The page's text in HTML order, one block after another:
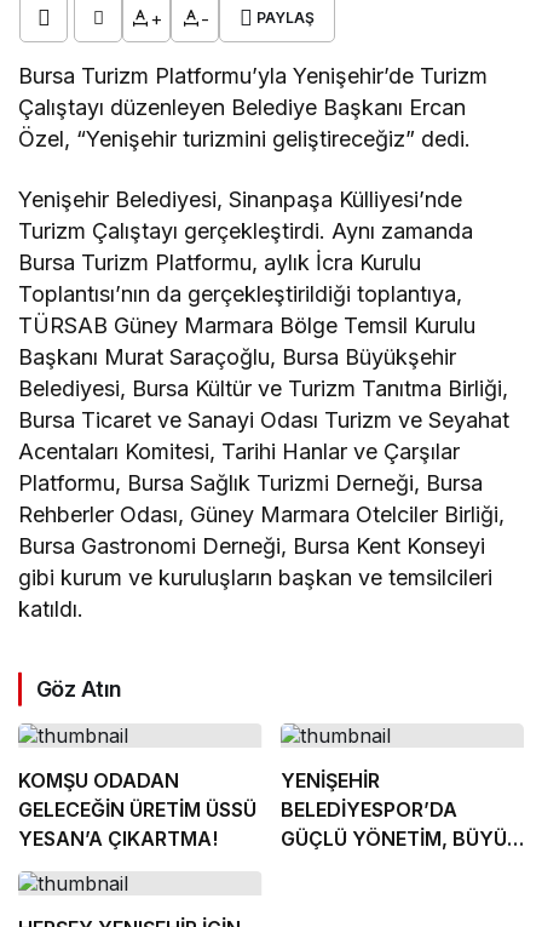
+ - PAYLAŞ
Bursa Turizm Platformu’yla Yenişehir’de Turizm
Çalıştayı düzenleyen Belediye Başkanı Ercan
Özel, “Yenişehir turizmini geliştireceğiz” dedi.
Yenişehir Belediyesi, Sinanpaşa Külliyesi’nde
Turizm Çalıştayı gerçekleştirdi. Aynı zamanda
Bursa Turizm Platformu, aylık İcra Kurulu
Toplantısı’nın da gerçekleştirildiği toplantıya,
TÜRSAB Güney Marmara Bölge Temsil Kurulu
Başkanı Murat Saraçoğlu, Bursa Büyükşehir
Belediyesi, Bursa Kültür ve Turizm Tanıtma Birliği,
Bursa Ticaret ve Sanayi Odası Turizm ve Seyahat
Acentaları Komitesi, Tarihi Hanlar ve Çarşılar
Platformu, Bursa Sağlık Turizmi Derneği, Bursa
Rehberler Odası, Güney Marmara Otelciler Birliği,
Bursa Gastronomi Derneği, Bursa Kent Konseyi
gibi kurum ve kuruluşların başkan ve temsilcileri
katıldı.
Göz Atın
KOMŞU ODADAN
GELECEĞİN ÜRETİM ÜSSÜ
YESAN’A ÇIKARTMA!
YENİŞEHİR
BELEDİYESPOR’DA
GÜÇLÜ YÖNETİM, BÜYÜK